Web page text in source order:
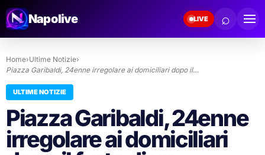
Napolive LIVE ⌕
Home›Ultime Notizie›
Piazza Garibaldi, 24enne irregolare ai domiciliari dopo il…
ULTIME NOTIZIE
Piazza Garibaldi, 24enne
irregolare ai domiciliari